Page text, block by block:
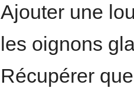
Ajouter une
les oignons
Récupérer